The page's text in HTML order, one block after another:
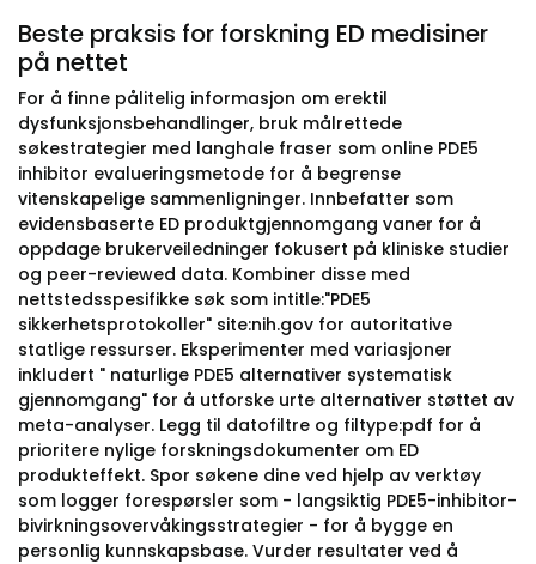
Beste praksis for forskning ED medisiner
på nettet
For å finne pålitelig informasjon om erektil
dysfunksjonsbehandlinger, bruk målrettede
søkestrategier med langhale fraser som online PDE5
inhibitor evalueringsmetode for å begrense
vitenskapelige sammenligninger. Innbefatter som
evidensbaserte ED produktgjennomgang vaner for å
oppdage brukerveiledninger fokusert på kliniske studier
og peer-reviewed data. Kombiner disse med
nettstedsspesifikke søk som intitle:"PDE5
sikkerhetsprotokoller" site:nih.gov for autoritative
statlige ressurser. Eksperimenter med variasjoner
inkludert " naturlige PDE5 alternativer systematisk
gjennomgang" for å utforske urte alternativer støttet av
meta-analyser. Legg til datofiltre og filtype:pdf for å
prioritere nylige forskningsdokumenter om ED
produkteffekt. Spor søkene dine ved hjelp av verktøy
som logger forespørsler som - langsiktig PDE5-inhibitor-
bivirkningsovervåkingsstrategier - for å bygge en
personlig kunnskapsbase. Vurder resultater ved å